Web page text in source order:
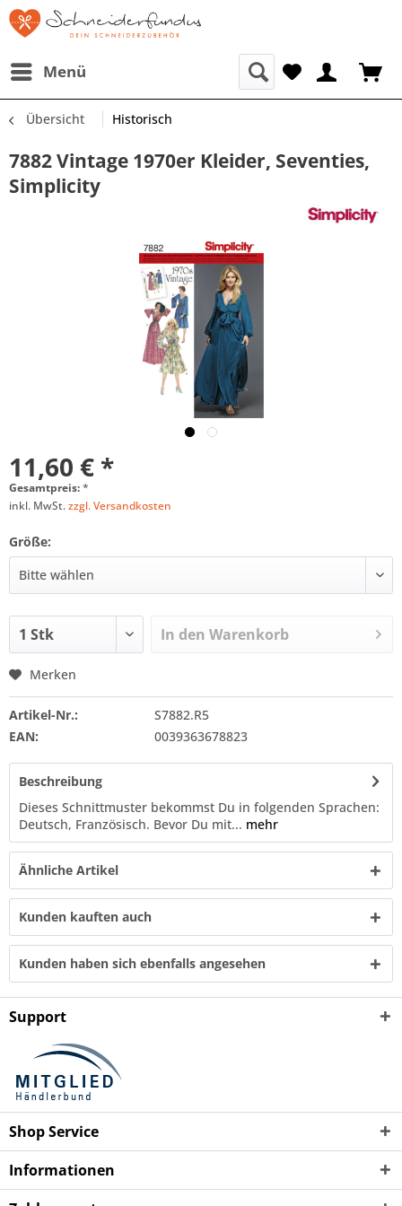
Menü
Übersicht Historisch
7882 Vintage 1970er Kleider, Seventies,
Simplicity
11,60 € *
Gesamtpreis:*
inkl. MwSt.zzgl. Versandkosten
Größe:
In den Warenkorb
Merken
Artikel-Nr.:
S7882.R5
EAN:
0039363678823
Beschreibung
Dieses Schnittmuster bekommst Du in folgenden Sprachen:
Deutsch, Französisch. Bevor Du mit... mehr
Ähnliche Artikel
Kunden kauften auch
Kunden haben sich ebenfalls angesehen
Support
Shop Service
Informationen